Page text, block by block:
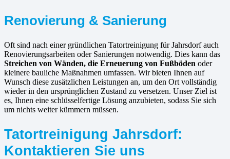
Renovierung & Sanierung
Oft sind nach einer gründlichen Tatortreinigung für Jahrsdorf auch
Renovierungsarbeiten oder Sanierungen notwendig. Dies kann das
Streichen von Wänden, die Erneuerung von Fußböden oder
kleinere bauliche Maßnahmen umfassen. Wir bieten Ihnen auf
Wunsch diese zusätzlichen Leistungen an, um den Ort vollständig
wieder in den ursprünglichen Zustand zu versetzen. Unser Ziel ist
es, Ihnen eine schlüsselfertige Lösung anzubieten, sodass Sie sich
um nichts weiter kümmern müssen.
Tatortreinigung Jahrsdorf:
Kontaktieren Sie uns